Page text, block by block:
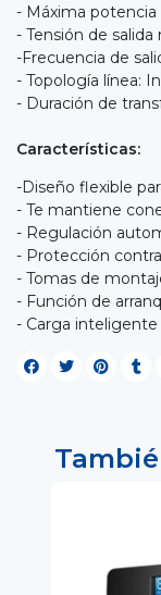
- Máxima
- Tensión de
-Frecuencia de
- Topología línea:
- Duración de
Características:
-Diseño flexible
- Te mantiene
- Regulación
- Protección
- Tomas de
- Función de
- Carga